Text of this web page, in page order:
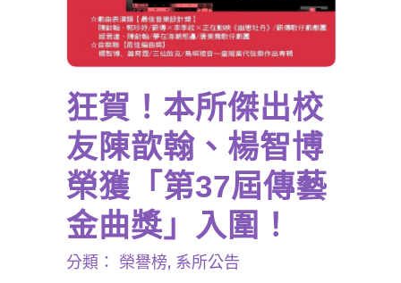
狂賀！本所傑出校
友陳歆翰、楊智博
榮獲「第37屆傳藝
金曲獎」入圍！
分類： 榮譽榜, 系所公告